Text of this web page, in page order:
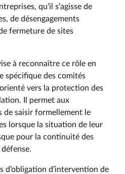
qu’il s’agisse de
de désengagements
fermeture de sites
à reconnaître ce rôle en
spécifique des comités
vers la protection des
Il permet aux
de saisir formellement le
lorsque la situation de leur
pour la continuité des
d’obligation d’intervention de